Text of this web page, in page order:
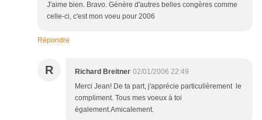
J'aime bien. Bravo. Génère d'autres belles congères comme
celle-ci, c'est mon voeu pour 2006
Répondre
R Richard Breitner 02/01/2006 22:49
Merci Jean! De ta part, j'apprécie particulièrement le
compliment. Tous mes voeux à toi
également.Amicalement.